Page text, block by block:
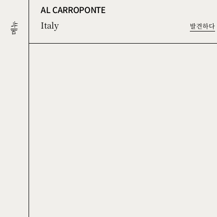
메뉴
AL CARROPONTE
Italy 발견하다